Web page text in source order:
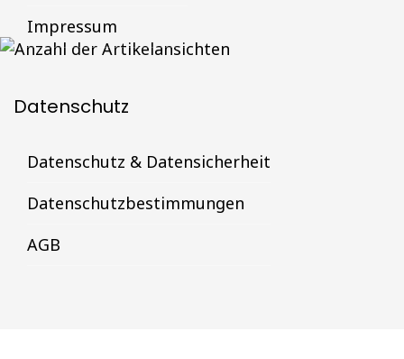
Impressum
Datenschutz
Datenschutz & Datensicherheit
Datenschutzbestimmungen
AGB